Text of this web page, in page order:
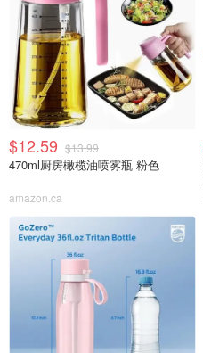
$12.59 $13.99
470ml厨房橄榄油喷雾瓶 粉色
amazon.ca